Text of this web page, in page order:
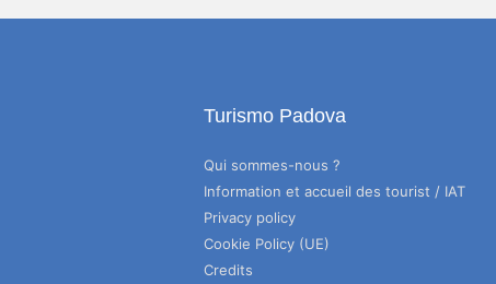
Turismo Padova
Qui sommes-nous ?
Information et accueil des tourist / IAT
Privacy policy
Cookie Policy (UE)
Credits